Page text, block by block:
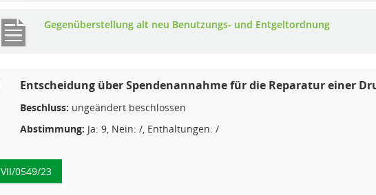
Gegenüberstellung alt neu Benutzungs- und Entgeltordnung
Entscheidung über Spendenannahme für die Reparatur einer
Beschluss: ungeändert beschlossen
Abstimmung: Ja: 9, Nein: /, Enthaltungen: /
VII/0549/23